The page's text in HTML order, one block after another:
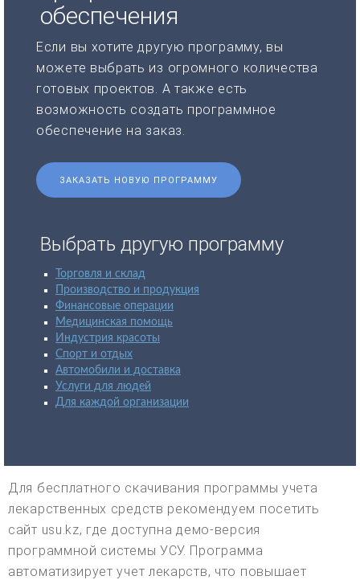
обеспечения
Если вы хотите другую программу, вы
можете выбрать из огромного количества
готовых проектов. А также есть
возможность создать программное
обеспечение на заказ.
ЗАКАЗАТЬ НОВУЮ ПРОГРАММУ
Выбрать другую программу
Торговля и склад
Производство и продукция
Финансовые операции
Медицинская помощь
Индустрия красоты
Спорт и отдых
Автомобили и доставка
Услуги для людей
Для каждой организации
Для бесплатного скачивания программы учета
лекарственных средств рекомендуем посетить
сайт usu.kz, где доступна демо-версия
программной системы УСУ. Программа
автоматизирует учет лекарств, что повышает